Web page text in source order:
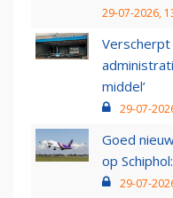
29-07-2026,
middel’
29-07-
Goed
op
29-07-